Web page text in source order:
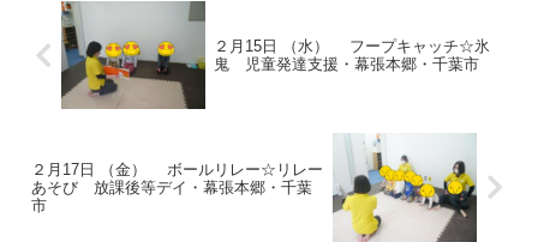
２月15日 （水） フープキャッチ☆氷
鬼 児童発達支援・幕張本郷・千葉市
２月17日 （金） ボールリレー☆リレー
あそび 放課後等デイ・幕張本郷・千葉
市